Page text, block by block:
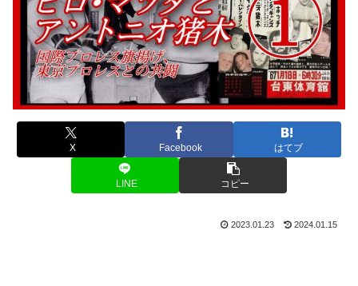
X Facebook はてブ
LINE コピー
2023.01.23 2024.01.15